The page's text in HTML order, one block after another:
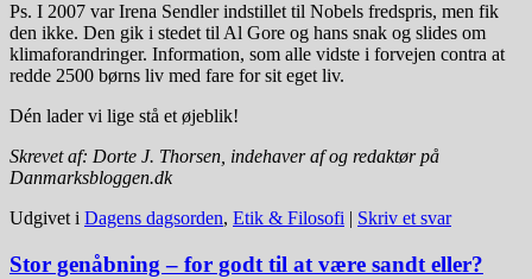
Ps. I 2007 var Irena Sendler indstillet til Nobels fredspris, men fik
den ikke. Den gik i stedet til Al Gore og hans snak og slides om
klimaforandringer. Information, som alle vidste i forvejen contra at
redde 2500 børns liv med fare for sit eget liv.
Dén lader vi lige stå et øjeblik!
Skrevet af: Dorte J. Thorsen, indehaver af og redaktør på
Danmarksbloggen.dk
Udgivet i Dagens dagsorden, Etik & Filosofi | Skriv et svar
Stor genåbning – for godt til at være sandt eller?